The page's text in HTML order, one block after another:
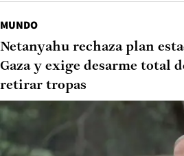
MUNDO
Netanyahu rechaza plan
Gaza y exige desarme total
retirar tropas